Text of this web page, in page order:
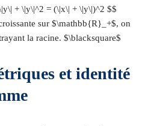
+ \|y\|^2 = (\|x\| + \|y\|)^2 $$
sur $\mathbb{R}_+$, on
la racine. $\blacksquare$
et identité